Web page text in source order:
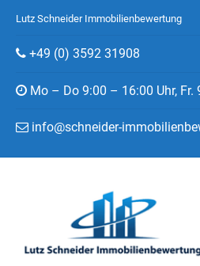
Lutz Schneider Immobilienbewertung
+49 (0) 3592 31908
Mo – Do 9:00 – 16:00 Uhr, Fr.
info@schneider-